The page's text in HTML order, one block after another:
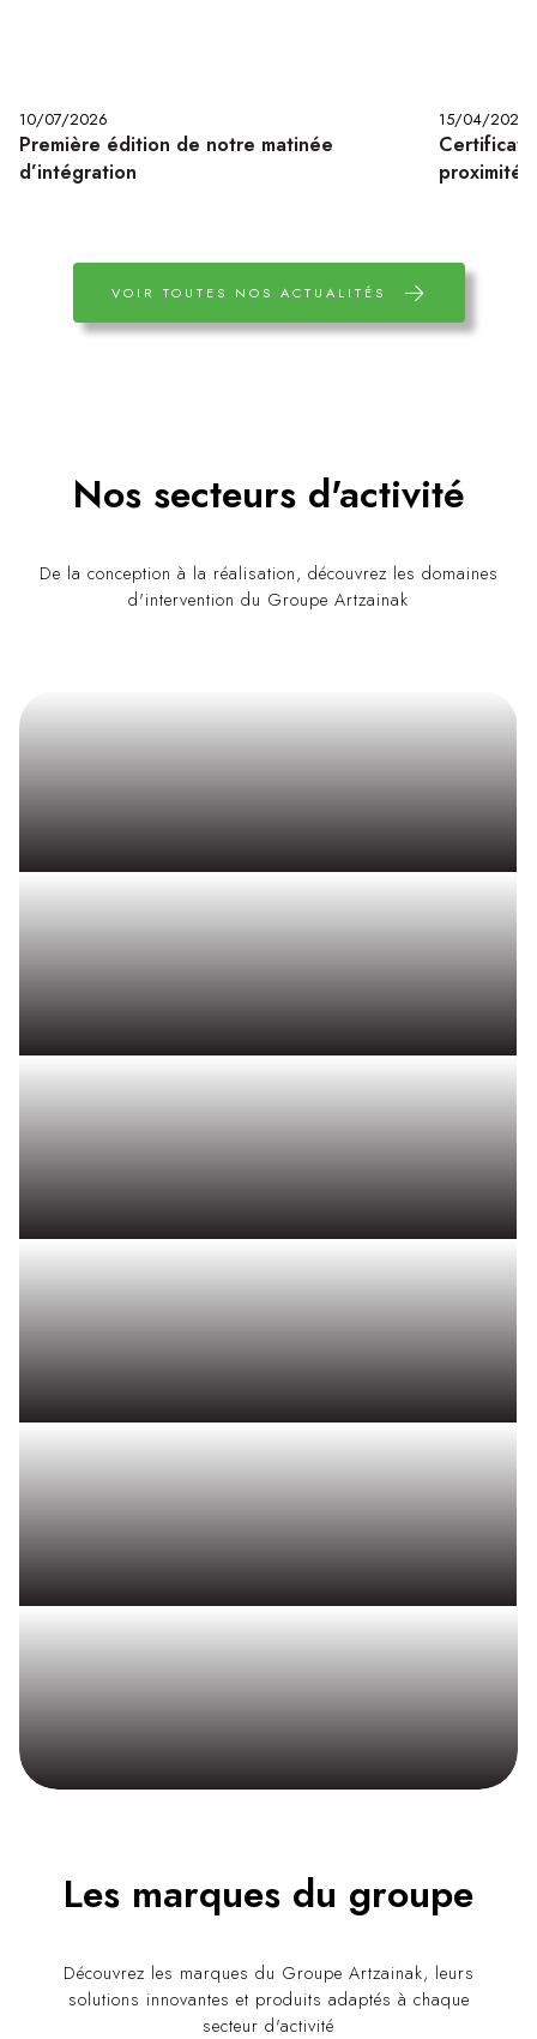
Première édition de notre matinée
d’intégration
proximité
VOIR TOUTES NOS ACTUALITÉS
Nos secteurs d'activité
De la conception à la réalisation, découvrez les domaines
d'intervention du Groupe Artzainak
Les marques du groupe
Découvrez les marques du Groupe Artzainak, leurs
solutions innovantes et produits adaptés à chaque
secteur d'activité